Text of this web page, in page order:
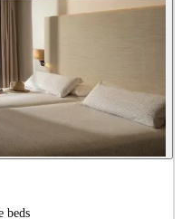
beds